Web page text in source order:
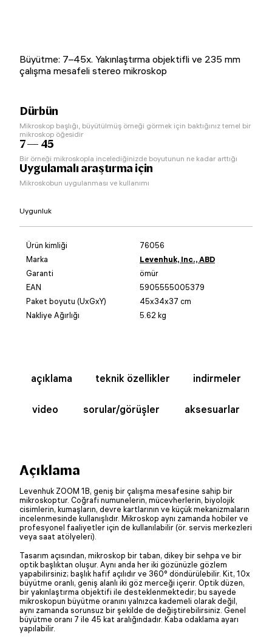
Büyütme: 7–45x. Yakınlaştırma objektifli ve 235 mm
çalışma mesafeli stereo mikroskop
Dürbün
Mikroskop başlığı, büyütülmüş örneği görmek için baktığınız temel bir
mikroskop öğesidir
7 — 45
Bir örneği mikroskopla incelediğinizde boyutunun ne kadar arttığı
Uygulamalı araştırma için
Mikroskobun uygulanması ve kullanımı
Uygunluk
Ürün kimliği
76056
Marka
Levenhuk, Inc., ABD
Garanti
ömür
EAN
5905555005379
Paket boyutu (UxGxY)
45x34x37 cm
Nakliye Ağırlığı
5.62 kg
açıklama teknik özellikler indirmeler
video sorular/görüşler aksesuarlar
Açıklama
Levenhuk ZOOM 1B, geniş bir çalışma mesafesine sahip bir
mikroskoptur. Coğrafi numunelerin, mücevherlerin, biyolojik
cisimlerin, kumaşların, devre kartlarının ve küçük mekanizmaların
incelenmesinde kullanışlıdır. Mikroskop aynı zamanda hobiler ve
profesyonel faaliyetler için de kullanılabilir (ör. servis merkezleri
veya saat atölyeleri).
Tasarım açısından, mikroskop bir taban, dikey bir sehpa ve bir
optik başlıktan oluşur. Aynı anda her iki gözünüzle gözlem
yapabilirsiniz; başlık hafif açılıdır ve 360° döndürülebilir. Kit, 10x
büyütme oranlı, geniş alanlı iki göz merceği içerir. Optik düzen,
bir yakınlaştırma objektifi ile desteklenmektedir; bu sayede
mikroskopun büyütme oranını yalnızca kademeli olarak değil,
aynı zamanda sorunsuz bir şekilde de değiştirebilirsiniz. Genel
büyütme oranı 7 ile 45 kat aralığındadır. Kaba odaklama ayarı
yapılabilir.